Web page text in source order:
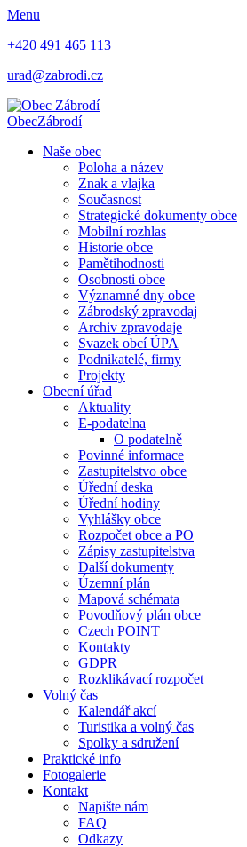
Menu
+420 491 465 113
urad@zabrodi.cz
ObecZábrodí
Naše obec
Poloha a název
Znak a vlajka
Současnost
Strategické dokumenty obce
Mobilní rozhlas
Historie obce
Pamětihodnosti
Osobnosti obce
Významné dny obce
Zábrodský zpravodaj
Archiv zpravodaje
Svazek obcí ÚPA
Podnikatelé, firmy
Projekty
Obecní úřad
Aktuality
E-podatelna
O podatelně
Povinné informace
Zastupitelstvo obce
Úřední deska
Úřední hodiny
Vyhlášky obce
Rozpočet obce a PO
Zápisy zastupitelstva
Další dokumenty
Územní plán
Mapová schémata
Povodňový plán obce
Czech POINT
Kontakty
GDPR
Rozklikávací rozpočet
Volný čas
Kalendář akcí
Turistika a volný čas
Spolky a sdružení
Praktické info
Fotogalerie
Kontakt
Napište nám
FAQ
Odkazy